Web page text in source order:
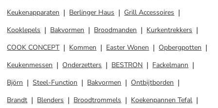
Keukenapparaten
Berlinger Haus
Grill Accessoires
Kooklepels
Bakvormen Broodmanden
Kurkentrekkers
COOK CONCEPT
Kommen Easter Wonen
Opbergpotten
Keukenmessen
Onderzetters BESTRON
Fackelmann
Björn
Steel-Function Bakvormen
Ontbijtborden
Brandt
Blenders Broodtrommels
Koekenpannen Tefal